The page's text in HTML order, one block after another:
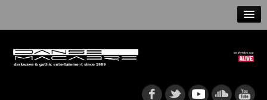
NEWS